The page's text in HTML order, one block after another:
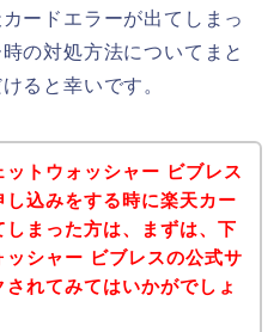
ードエラーが出てしまっ
の対処方法についてまと
ると幸いです。
ットウォッシャー ビブレス
し込みをする時に楽天カー
しまった方は、まずは、下
ッシャー ビブレスの公式サ
されてみてはいかがでしょ